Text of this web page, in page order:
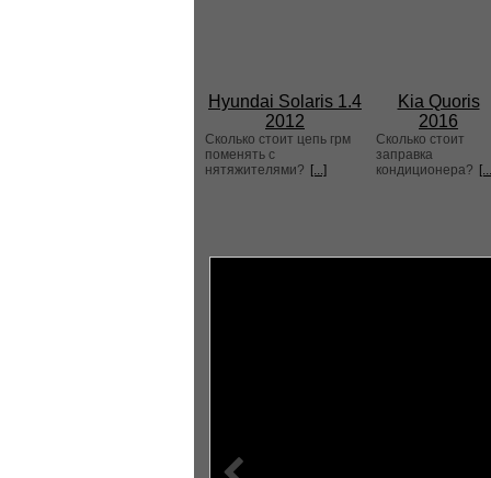
Hyundai Solaris 1.4
2012
Сколько стоит цепь грм
поменять с
нятяжителями? [...]
Kia Quoris
2016
Сколько стоит
заправка
кондиционера?